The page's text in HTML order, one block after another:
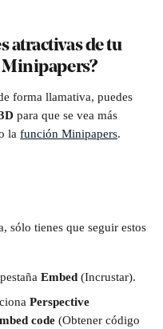
atractivas de tu
forma llamativa, puedes
para que se vea más
la función Minipapers.
sólo tienes que seguir estos
Embed (Incrustar).
Perspective
code (Obtener código